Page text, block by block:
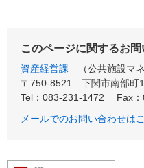
このページに関するお
資産経営課
公共施設マ
〒750-8521
下関市南部町
Tel：083-231-1472
Fax
メールでのお問い合わせは